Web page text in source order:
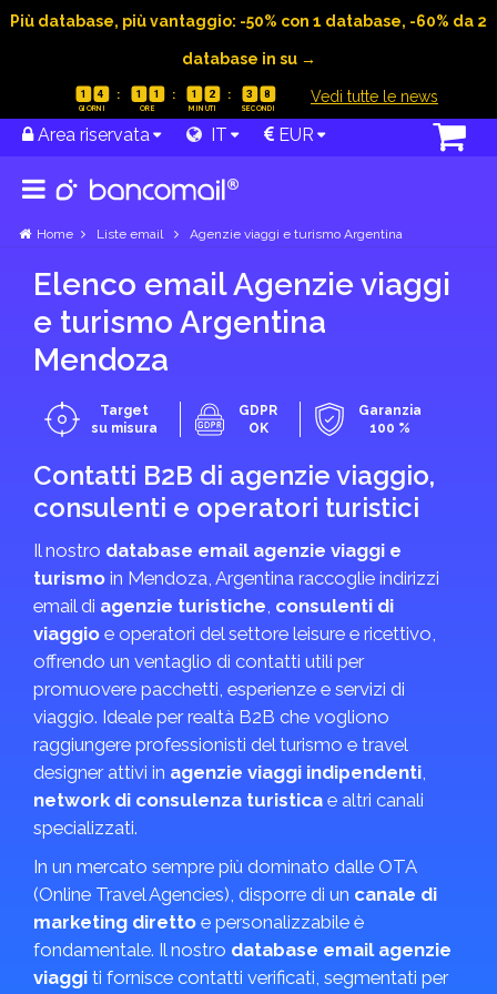
Più database, più vantaggio: -50% con 1 database, -60% da 2
database in su →
1 4 1 1 1 2 3 7 Vedi tutte le news
Area riservata IT EUR
Home Liste email Agenzie viaggi e turismo Argentina
Elenco email Agenzie viaggi
e turismo Argentina
Mendoza
Target
su misura
GDPR
OK
Garanzia
100 %
Contatti B2B di agenzie viaggio,
consulenti e operatori turistici
Il nostro database email agenzie viaggi e
turismo in Mendoza, Argentina raccoglie indirizzi
email di agenzie turistiche, consulenti di
viaggio e operatori del settore leisure e ricettivo,
offrendo un ventaglio di contatti utili per
promuovere pacchetti, esperienze e servizi di
viaggio. Ideale per realtà B2B che vogliono
raggiungere professionisti del turismo e travel
designer attivi in agenzie viaggi indipendenti,
network di consulenza turistica e altri canali
specializzati.
In un mercato sempre più dominato dalle OTA
(Online Travel Agencies), disporre di un canale di
marketing diretto e personalizzabile è
fondamentale. Il nostro database email agenzie
viaggi ti fornisce contatti verificati, segmentati per